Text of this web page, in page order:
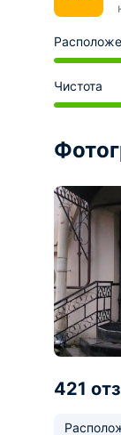
Чистота
421